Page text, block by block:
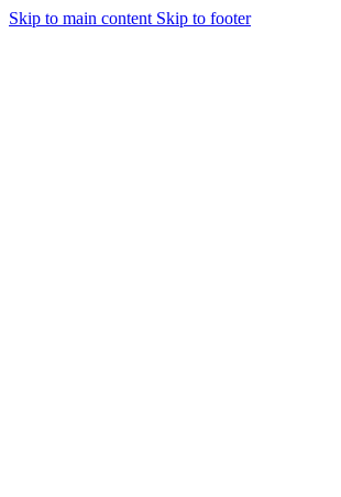
Skip to main content Skip to footer